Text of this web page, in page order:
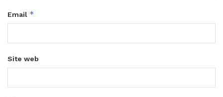
Email *
Site web